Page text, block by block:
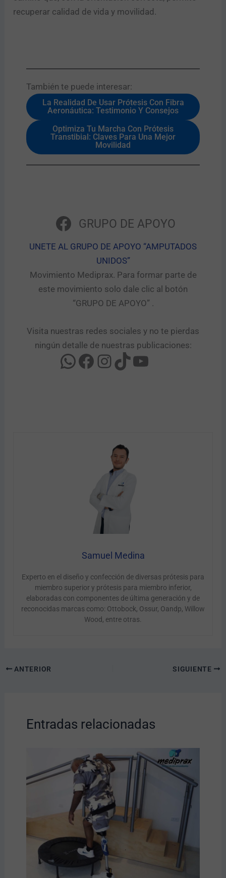
recuperar calidad de vida y movilidad.
También te puede interesar:​
La Realidad De Usar Prótesis Con Fibra
Aeronáutica: Testimonio Y Consejos
Optimiza Tu Marcha Con Prótesis
Transtibial: Claves Para Una Mejor
Movilidad
GRUPO DE APOYO
UNETE AL GRUPO DE APOYO “AMPUTADOS
UNIDOS”​
Movimiento Mediprax. Para formar parte de
este movimiento solo dale clic al botón
“GRUPO DE APOYO” .​
Visita nuestras redes sociales y no te pierdas
ningún detalle de nuestras publicaciones:
Samuel Medina
Experto en el diseño y confección de diversas prótesis para
miembro superior y prótesis para miembro inferior,
elaboradas con componentes de última generación y de
reconocidas marcas como: Ottobock, Ossur, Oandp, Willow
Wood, entre otras.
ANTERIOR SIGUIENTE
Entradas relacionadas